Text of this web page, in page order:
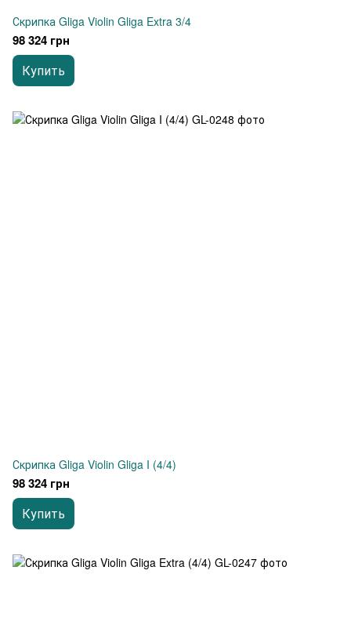
Скрипка Gliga Violin Gliga Extra 3/4
98 324 грн
Купить
Скрипка Gliga Violin Gliga I (4/4)
98 324 грн
Купить